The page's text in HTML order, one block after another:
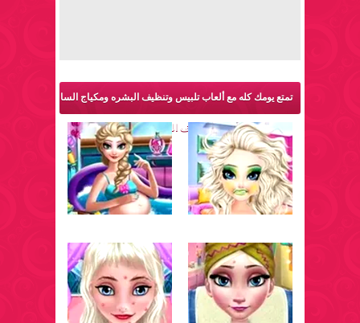
تمتع يومك كله مع ألعاب تلبيس وتنظيف البشره ومكياج السا
وانا والمزيد من ألعاب تنظيف الوجه والبشرة: